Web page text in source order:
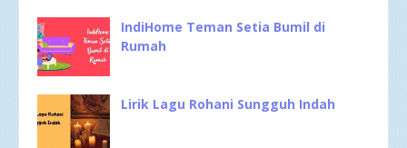
IndiHome Teman Setia Bumil di
Rumah
Lirik Lagu Rohani Sungguh Indah